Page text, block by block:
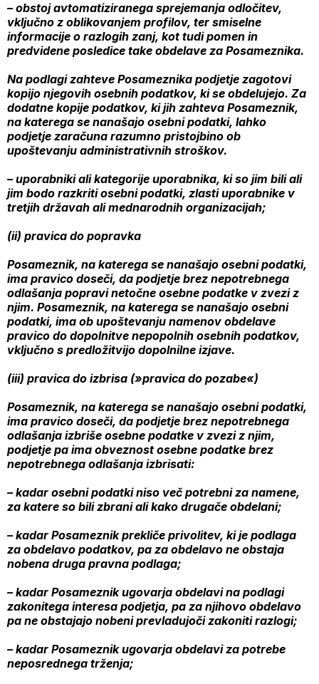
– obstoj avtomatiziranega sprejemanja odločitev,
vključno z oblikovanjem profilov, ter smiselne
informacije o razlogih zanj, kot tudi pomen in
predvidene posledice take obdelave za Posameznika.
Na podlagi zahteve Posameznika podjetje zagotovi
kopijo njegovih osebnih podatkov, ki se obdelujejo. Za
dodatne kopije podatkov, ki jih zahteva Posameznik,
na katerega se nanašajo osebni podatki, lahko
podjetje zaračuna razumno pristojbino ob
upoštevanju administrativnih stroškov.
– uporabniki ali kategorije uporabnika, ki so jim bili ali
jim bodo razkriti osebni podatki, zlasti uporabnike v
tretjih državah ali mednarodnih organizacijah;
(ii) pravica do popravka
Posameznik, na katerega se nanašajo osebni podatki,
ima pravico doseči, da podjetje brez nepotrebnega
odlašanja popravi netočne osebne podatke v zvezi z
njim. Posameznik, na katerega se nanašajo osebni
podatki, ima ob upoštevanju namenov obdelave
pravico do dopolnitve nepopolnih osebnih podatkov,
vključno s predložitvijo dopolnilne izjave.
(iii) pravica do izbrisa (»pravica do pozabe«)
Posameznik, na katerega se nanašajo osebni podatki,
ima pravico doseči, da podjetje brez nepotrebnega
odlašanja izbriše osebne podatke v zvezi z njim,
podjetje pa ima obveznost osebne podatke brez
nepotrebnega odlašanja izbrisati:
– kadar osebni podatki niso več potrebni za namene,
za katere so bili zbrani ali kako drugače obdelani;
– kadar Posameznik prekliče privolitev, ki je podlaga
za obdelavo podatkov, pa za obdelavo ne obstaja
nobena druga pravna podlaga;
– kadar Posameznik ugovarja obdelavi na podlagi
zakonitega interesa podjetja, pa za njihovo obdelavo
pa ne obstajajo nobeni prevladujoči zakoniti razlogi;
– kadar Posameznik ugovarja obdelavi za potrebe
neposrednega trženja;